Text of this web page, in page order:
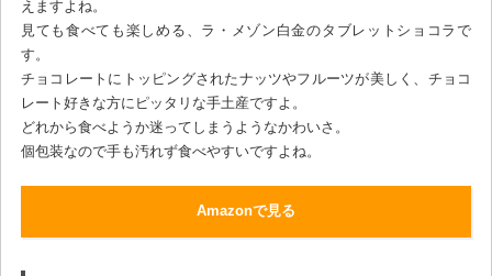
えますよね。
見ても食べても楽しめる、ラ・メゾン白金のタブレットショコラで
す。
チョコレートにトッピングされたナッツやフルーツが美しく、チョコ
レート好きな方にピッタリな手土産ですよ。
どれから食べようか迷ってしまうようなかわいさ。
個包装なので手も汚れず食べやすいですよね。
Amazonで見る